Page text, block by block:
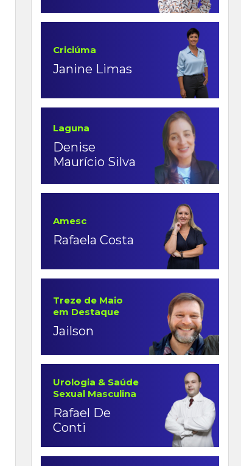
Criciúma
Janine Limas
Laguna
Denise
Maurício Silva
Amesc
Rafaela Costa
Treze de Maio
em Destaque
Jailson
Urologia & Saúde
Sexual Masculina
Rafael De
Conti